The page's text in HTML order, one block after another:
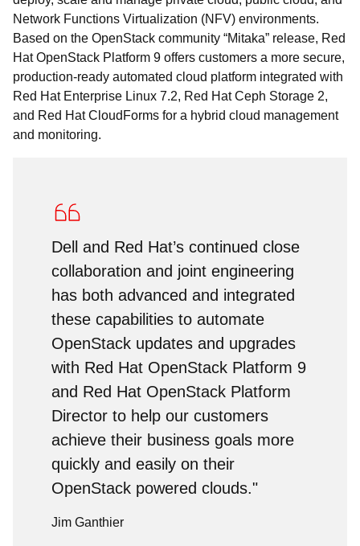
Network Functions Virtualization (NFV) environments.
Based on the OpenStack community “Mitaka” release, Red
Hat OpenStack Platform 9 offers customers a more secure,
production-ready automated cloud platform integrated with
Red Hat Enterprise Linux 7.2, Red Hat Ceph Storage 2,
and Red Hat CloudForms for a hybrid cloud management
and monitoring.
Dell and Red Hat’s continued close
collaboration and joint engineering
has both advanced and integrated
these capabilities to automate
OpenStack updates and upgrades
with Red Hat OpenStack Platform 9
and Red Hat OpenStack Platform
Director to help our customers
achieve their business goals more
quickly and easily on their
OpenStack powered clouds."
Jim Ganthier